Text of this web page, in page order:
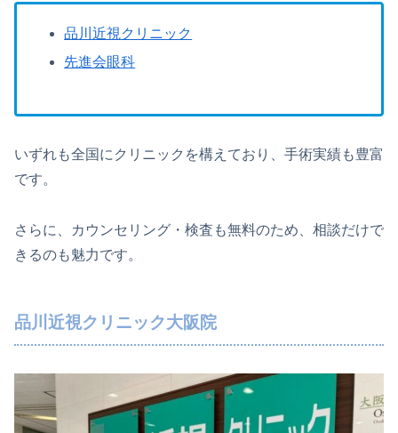
品川近視クリニック
先進会眼科
いずれも全国にクリニックを構えており、手術実績も豊富
です。
さらに、カウンセリング・検査も無料のため、相談だけで
きるのも魅力です。
品川近視クリニック大阪院